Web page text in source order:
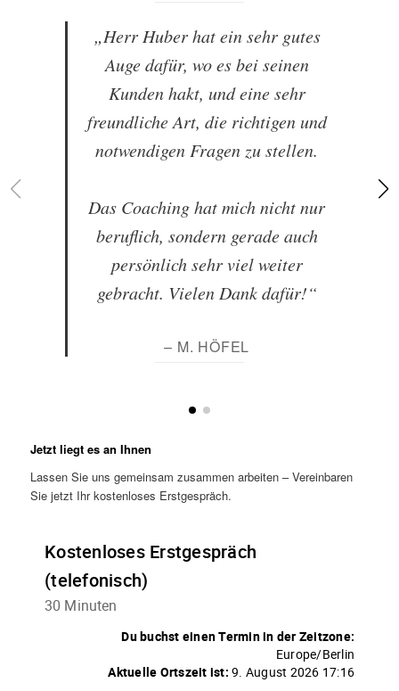
„Herr Huber hat ein sehr gutes
Auge dafür, wo es bei seinen
Kunden hakt, und eine sehr
freundliche Art, die richtigen und
notwendigen Fragen zu stellen.
Das Coaching hat mich nicht nur
beruflich, sondern gerade auch
persönlich sehr viel weiter
gebracht. Vielen Dank dafür!“
– M. HÖFEL
Jetzt liegt es an Ihnen
Lassen Sie uns gemeinsam zusammen arbeiten – Vereinbaren
Sie jetzt Ihr kostenloses Erstgespräch.